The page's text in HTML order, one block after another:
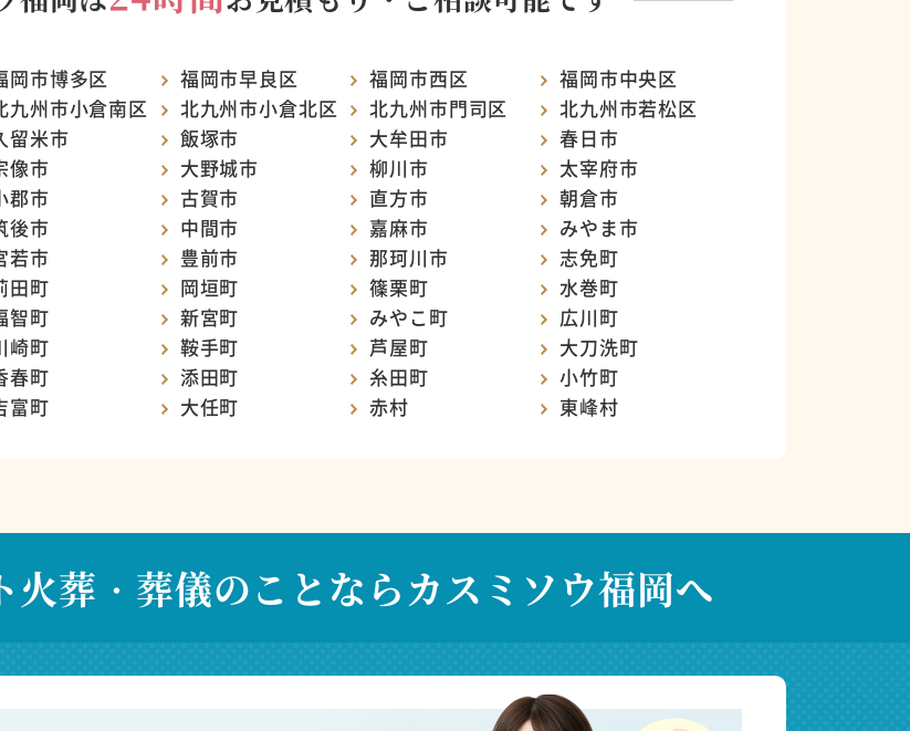
岡市博多区 福岡市早良区 福岡市西区
福岡市中央区
九州市小倉南区 北九州市小倉北区 北九州市門司区
北九州市若松区
留米市 飯塚市 大牟田市
春日市
像市 大野城市 柳川市
太宰府市
郡市 古賀市 直方市
朝倉市
後市 中間市 嘉麻市
みやま市
若市 豊前市 那珂川市
志免町
田町 岡垣町 篠栗町
水巻町
智町 新宮町 みやこ町
広川町
崎町 鞍手町 芦屋町
大刀洗町
春町 添田町 糸田町
小竹町
富町 大任町 赤村 東峰村
火葬・葬儀のことならカスミソウ福岡へ